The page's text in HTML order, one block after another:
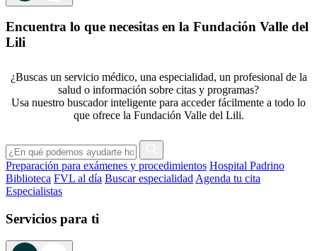
Encuentra lo que necesitas en la Fundación Valle del
Lili
¿Buscas un servicio médico, una especialidad, un profesional de la
salud o información sobre citas y programas?
Usa nuestro buscador inteligente para acceder fácilmente a todo lo
que ofrece la Fundación Valle del Lili.
Preparación para exámenes y procedimientos Hospital Padrino
Biblioteca FVL al día Buscar especialidad Agenda tu cita
Especialistas
Servicios para ti